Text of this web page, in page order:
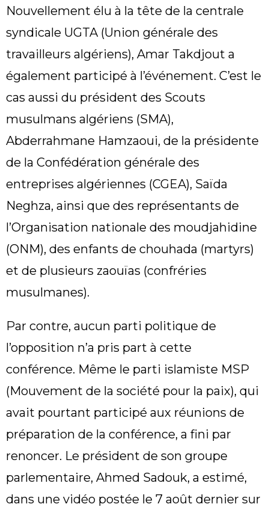
Nouvellement élu à la tête de la centrale
syndicale UGTA (Union générale des
travailleurs algériens), Amar Takdjout a
également participé à l’événement. C’est le
cas aussi du président des Scouts
musulmans algériens (SMA),
Abderrahmane Hamzaoui, de la présidente
de la Confédération générale des
entreprises algériennes (CGEA), Saïda
Neghza, ainsi que des représentants de
l’Organisation nationale des moudjahidine
(ONM), des enfants de chouhada (martyrs)
et de plusieurs zaouïas (confréries
musulmanes).
Par contre, aucun parti politique de
l’opposition n’a pris part à cette
conférence. Même le parti islamiste MSP
(Mouvement de la société pour la paix), qui
avait pourtant participé aux réunions de
préparation de la conférence, a fini par
renoncer. Le président de son groupe
parlementaire, Ahmed Sadouk, a estimé,
dans une vidéo postée le 7 août dernier sur